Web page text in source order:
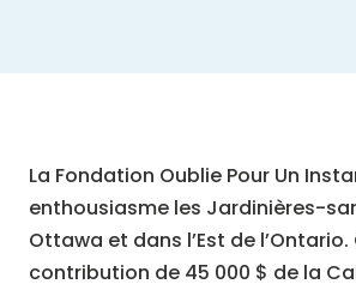
La Fondation Oublie Pour Un
enthousiasme les Jardinières-
Ottawa et dans l’Est de
contribution de 45 000 $ de la